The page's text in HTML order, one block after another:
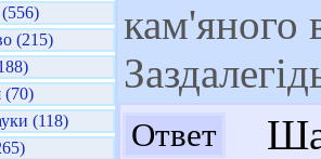
(215)
(70)
(118)
кам'яного
Ответ